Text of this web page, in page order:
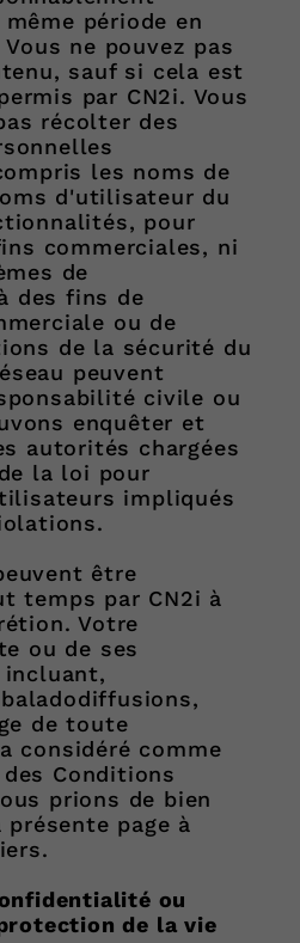
période en
ne pouvez pas
sauf si cela est
par CN2i. Vous
récolter des
les noms de
d'utilisateur du
pour
commerciales, ni
de
des fins de
ou de
de la sécurité du
peuvent
civile ou
enquêter et
autorités chargées
la loi pour
impliqués
être
temps par CN2i à
Votre
ou de ses
de toute
considéré comme
Conditions
prions de bien
page à
ou
de la vie